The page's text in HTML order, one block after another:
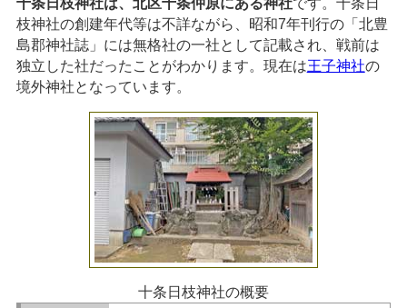
十条日枝神社は、北区十条仲原にある神社です。十条日
枝神社の創建年代等は不詳ながら、昭和7年刊行の「北豊
島郡神社誌」には無格社の一社として記載され、戦前は
独立した社だったことがわかります。現在は王子神社の
境外神社となっています。
十条日枝神社の概要